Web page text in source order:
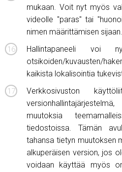
mukaan. Voit nyt myös
videolle "paras" tai
nimen määrittämisen sijaan.
Hallintapaneeli voi
otsikoiden/kuvausten/
kaikista lokalisointia
Verkkosivuston
muutoksia
tiedostoissa. Tämän
tahansa tietyn muutoksen
alkuperäisen version, jos
voidaan käyttää myös